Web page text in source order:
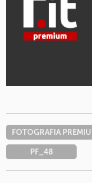
FOTOGRAFIA
PF_48